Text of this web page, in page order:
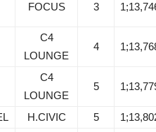
FOCUS 3
C4
LOUNGE
4
C4
LOUNGE
5
H.CIVIC 5